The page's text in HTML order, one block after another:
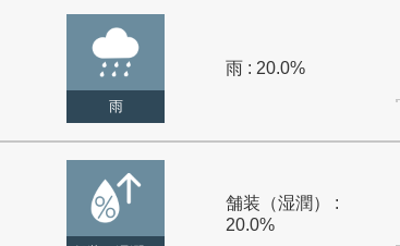
雨
雨 : 20.0%
舗装（湿潤） :
20.0%